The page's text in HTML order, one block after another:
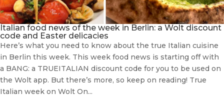
Italian food news of the week in Berlin: a Wolt discount
code and Easter delicacies
Here’s what you need to know about the true Italian cuisine
in Berlin this week. This week food news is starting off with
a BANG: a TRUEITALIAN discount code for you to be used on
the Wolt app. But there’s more, so keep on reading! True
Italian week on Wolt On...